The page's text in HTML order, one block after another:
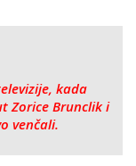
kada
Zorice Brunclik i
venčali.